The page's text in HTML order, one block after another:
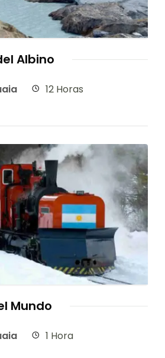
Albino
12 Horas
Mundo
1 Hora